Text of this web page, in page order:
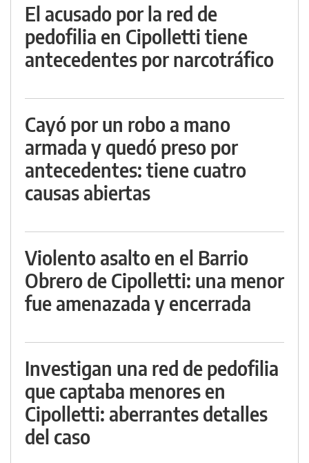
El acusado por la red de
pedofilia en Cipolletti tiene
antecedentes por narcotráfico
Cayó por un robo a mano
armada y quedó preso por
antecedentes: tiene cuatro
causas abiertas
Violento asalto en el Barrio
Obrero de Cipolletti: una menor
fue amenazada y encerrada
Investigan una red de pedofilia
que captaba menores en
Cipolletti: aberrantes detalles
del caso